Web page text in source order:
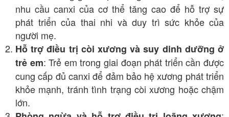
nhu cầu canxi của cơ thể tăng cao để hỗ trợ sự
phát triển của thai nhi và duy trì sức khỏe của
người mẹ.
Hỗ trợ điều trị còi xương và suy dinh dưỡng ở
trẻ em: Trẻ em trong giai đoạn phát triển cần được
cung cấp đủ canxi để đảm bảo hệ xương phát triển
khỏe mạnh, tránh tình trạng còi xương hoặc chậm
lớn.